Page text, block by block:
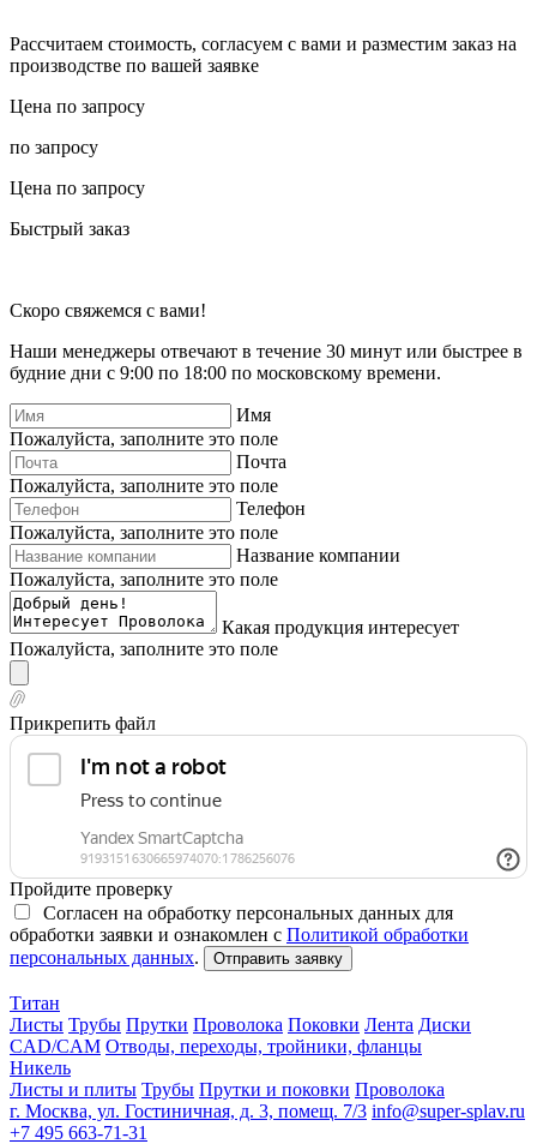
Рассчитаем стоимость, согласуем с вами и разместим заказ на
производстве по вашей заявке
Цена по запросу
по запросу
Цена по запросу
Быстрый заказ
Скоро свяжемся с вами!
Наши менеджеры отвечают в течение 30 минут или быстрее в
будние дни с 9:00 по 18:00 по московскому времени.
Имя
Пожалуйста, заполните это поле
Почта
Пожалуйста, заполните это поле
Телефон
Пожалуйста, заполните это поле
Название компании
Пожалуйста, заполните это поле
Какая продукция интересует
Пожалуйста, заполните это поле
Прикрепить файл
Пройдите проверку
Согласен на обработку персональных данных для
обработки заявки и ознакомлен с Политикой обработки
персональных данных. Отправить заявку
Титан
Листы Трубы Прутки Проволока Поковки Лента Диски
CAD/CAM Отводы, переходы, тройники, фланцы
Никель
Листы и плиты Трубы Прутки и поковки Проволока
г. Москва, ул. Гостиничная, д. 3, помещ. 7/3 info@super-splav.ru
+7 495 663-71-31